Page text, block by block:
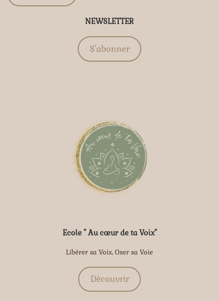
NEWSLETTER
S'abonner
Ecole " Au cœur de ta Voix"
Libérer sa Voix, Oser sa Voie
Découvrir